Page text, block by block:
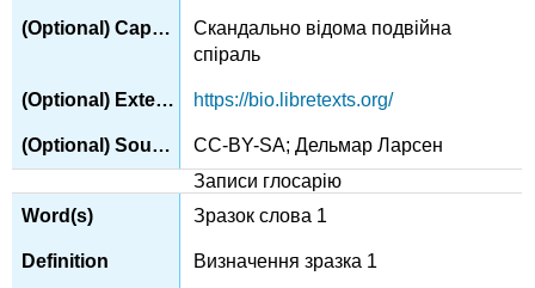
Скандально відома подвійна
спіраль
https://bio.libretexts.org/
CC-BY-SA; Дельмар Ларсен
Записи глосарію
Зразок слова 1
Визначення зразка 1